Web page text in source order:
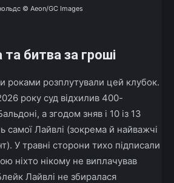
© Aeon/GC Images
битва за гроші
роками розплутували цей клубок.
року суд відхилив 400-
а згодом зняв і 10 із 13
самої Лайвлі (зокрема й найважчі
У травні сторони тихо підписали
ніхто нікому не виплачував
Лайвлі не збиралася